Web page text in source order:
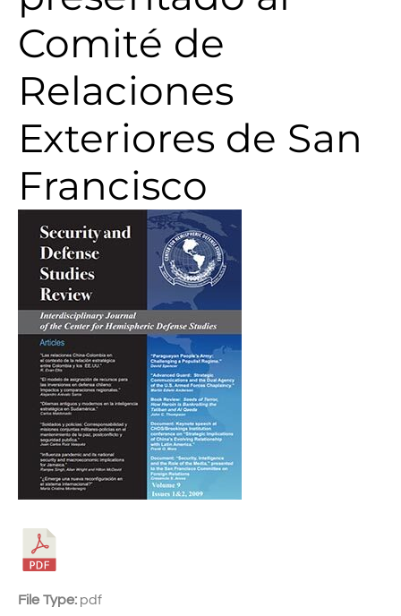
Comité de
Relaciones
Exteriores de San
Francisco
File Type: pdf